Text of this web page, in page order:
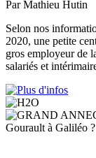
Par Mathieu Hutin
Selon nos
2020, une petite
gros employeur de
salariés et